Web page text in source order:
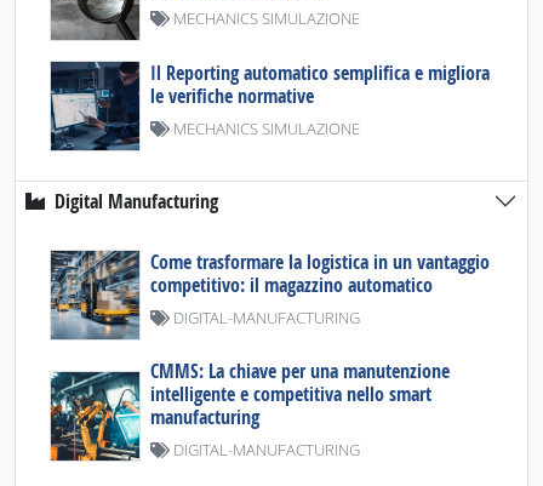
MECHANICS SIMULAZIONE
Il Reporting automatico semplifica e migliora
le verifiche normative
MECHANICS SIMULAZIONE
Digital Manufacturing
Come trasformare la logistica in un vantaggio
competitivo: il magazzino automatico
DIGITAL-MANUFACTURING
CMMS: La chiave per una manutenzione
intelligente e competitiva nello smart
manufacturing
DIGITAL-MANUFACTURING